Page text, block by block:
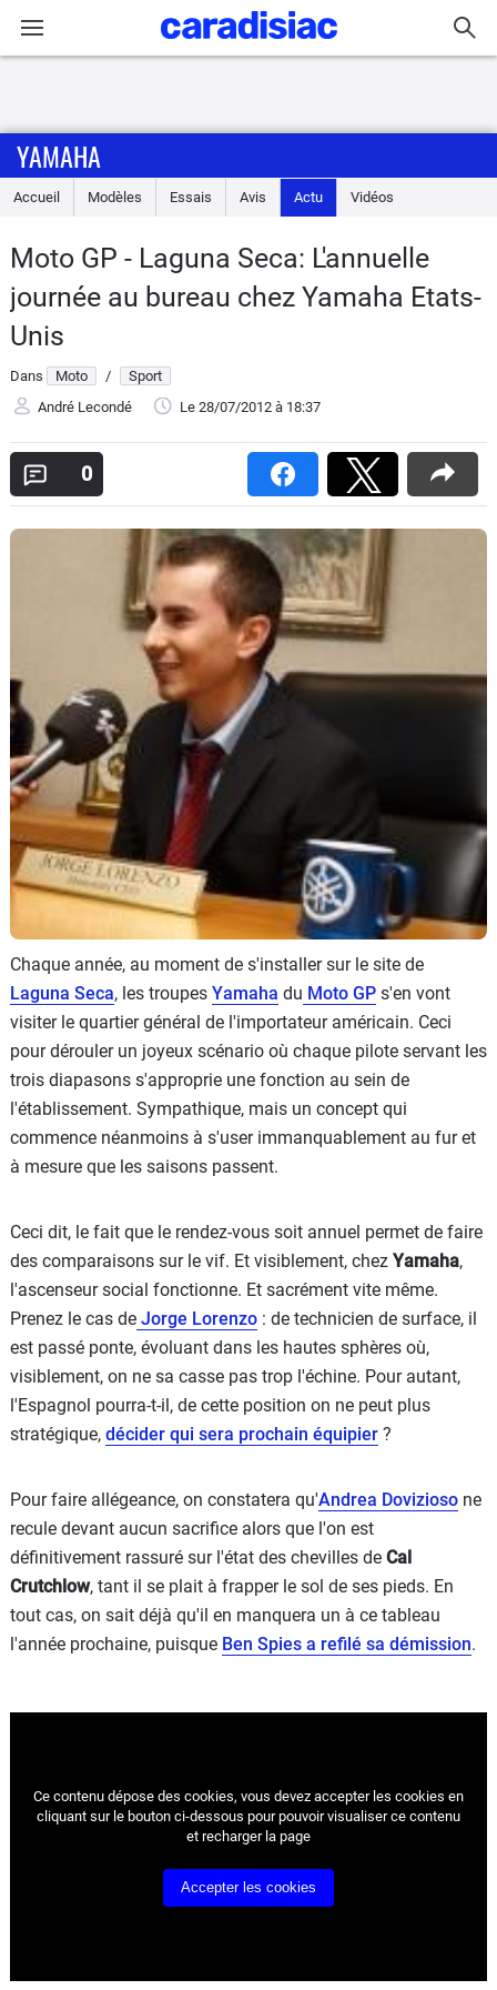
Accueil
Essais
Equipement
Avis
Forum
Scooters
&
Auto
YAMAHA
Accueil Modèles Essais Avis Actu Vidéos
Moto GP - Laguna Seca: L'annuelle
journée au bureau chez Yamaha Etats-
Unis
Dans Moto /
Sport
André Lecondé
Le 28/07/2012 à 18:37
0
Chaque année, au moment de s'installer sur le site de
Laguna Seca, les troupes Yamaha du Moto GP s'en vont
visiter le quartier général de l'importateur américain. Ceci
pour dérouler un joyeux scénario où chaque pilote servant les
trois diapasons s'approprie une fonction au sein de
l'établissement. Sympathique, mais un concept qui
commence néanmoins à s'user immanquablement au fur et
à mesure que les saisons passent.
Ceci dit, le fait que le rendez-vous soit annuel permet de faire
des comparaisons sur le vif. Et visiblement, chez Yamaha,
l'ascenseur social fonctionne. Et sacrément vite même.
Prenez le cas de Jorge Lorenzo : de technicien de surface, il
est passé ponte, évoluant dans les hautes sphères où,
visiblement, on ne sa casse pas trop l'échine. Pour autant,
l'Espagnol pourra-t-il, de cette position on ne peut plus
stratégique, décider qui sera prochain équipier ?
Pour faire allégeance, on constatera qu'Andrea Dovizioso ne
recule devant aucun sacrifice alors que l'on est
définitivement rassuré sur l'état des chevilles de Cal
Crutchlow, tant il se plait à frapper le sol de ses pieds. En
tout cas, on sait déjà qu'il en manquera un à ce tableau
l'année prochaine, puisque Ben Spies a refilé sa démission.
Ce contenu dépose des cookies, vous devez accepter les cookies en
cliquant sur le bouton ci-dessous pour pouvoir visualiser ce contenu
et recharger la page
Accepter les cookies